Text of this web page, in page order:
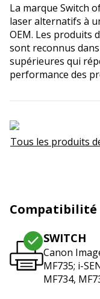
La marque Switch
laser alternatifs à
OEM. Les produits
sont reconnus
supérieures qui
performance des
Tous les produits
Compatibilité
SWITCH
Canon
MF735; i-
MF734,